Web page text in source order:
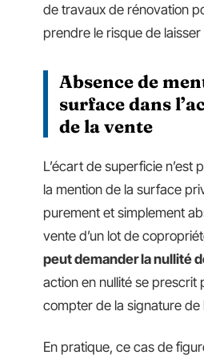
de travaux de rénovation
prendre le risque de laisser
Absence de
surface dans
de la vente
L’écart de superficie n’est
la mention de la surface
purement et simplement
vente d’un lot de
peut demander la nullité
action en nullité se prescrit
compter de la signature de
En pratique, ce cas de